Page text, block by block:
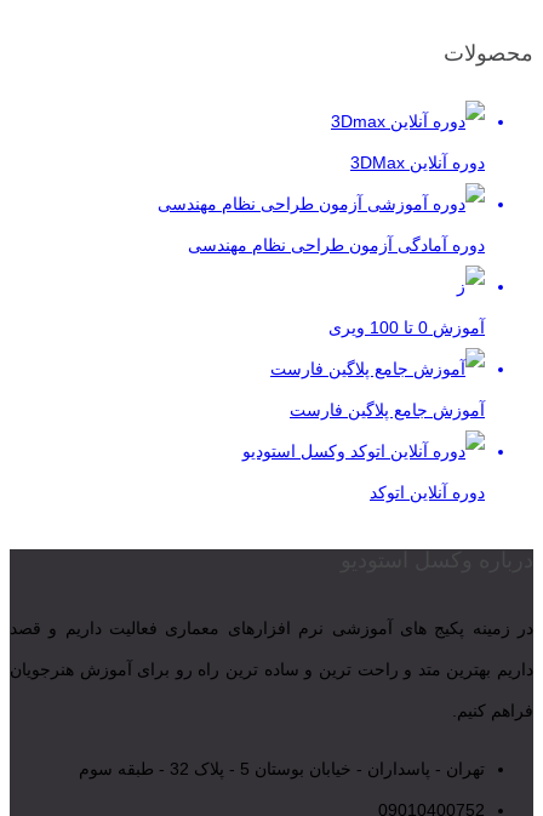
محصولات
دوره آنلاین 3DMax
دوره آمادگی آزمون طراحی نظام مهندسی
آموزش 0 تا 100 ویری
آموزش جامع پلاگین فارست
دوره آنلاین اتوکد
در زمینه پکیج های آموزشی نرم افزارهای معماری فعالیت داریم و قصد
داریم بهترین متد و راحت ترین و ساده ترین راه رو برای آموزش هنرجویان
فراهم کنیم.
تهران - پاسداران - خیابان بوستان 5 - پلاک 32 - طبقه سوم
09010400752